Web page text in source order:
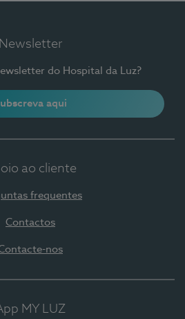
Newsletter
do Hospital da Luz?
aqui
ao cliente
frequentes
Contactos
nos
MY LUZ